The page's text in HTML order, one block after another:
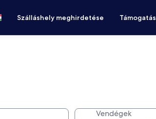
Szálláshely meghirdetése Támogatás
Vendégek